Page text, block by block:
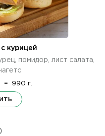
курицей
помидор, лист салата,
= 990 г.